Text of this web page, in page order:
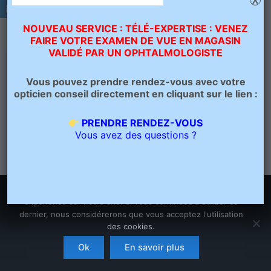
Copyright © 2026 Opticien Bailleul - Optique Grand Place | Crée
par
Ascension Digitale
NOUVEAU SERVICE : TÉLÉ-EXPERTISE : VENEZ
FAIRE VOTRE EXAMEN DE VUE EN MAGASIN
VALIDÉ PAR UN OPHTALMOLOGISTE
Vous pouvez prendre rendez-vous avec votre
opticien conseil directement en cliquant sur le lien :
PRENDRE RENDEZ-VOUS
Vous avez des questions ?
expérience sur notre site. Si vous continuez à utiliser ce
dernier, nous considérerons que vous acceptez l'utilisation
des cookies.
Ok En savoir plus